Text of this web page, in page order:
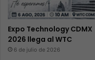
Expo Technology CDMX
2026 llega al WTC
6 de julio de 2026